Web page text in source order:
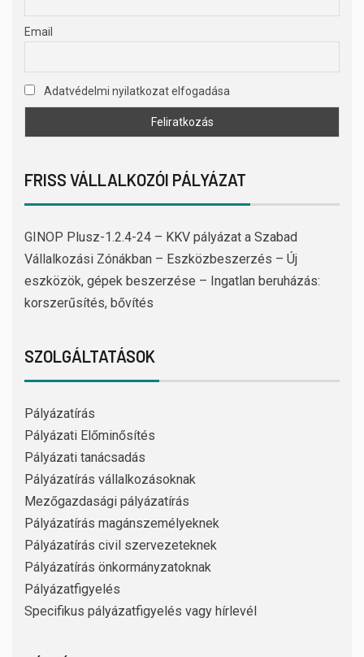
Email
Adatvédelmi nyilatkozat elfogadása
FRISS VÁLLALKOZÓI PÁLYÁZAT
GINOP Plusz-1.2.4-24 – KKV pályázat a Szabad
Vállalkozási Zónákban – Eszközbeszerzés – Új
eszközök, gépek beszerzése – Ingatlan beruházás:
korszerűsítés, bővítés
SZOLGÁLTATÁSOK
Pályázatírás
Pályázati Előminősítés
Pályázati tanácsadás
Pályázatírás vállalkozásoknak
Mezőgazdasági pályázatírás
Pályázatírás magánszemélyeknek
Pályázatírás civil szervezeteknek
Pályázatírás önkormányzatoknak
Pályázatfigyelés
Specifikus pályázatfigyelés vagy hírlevél